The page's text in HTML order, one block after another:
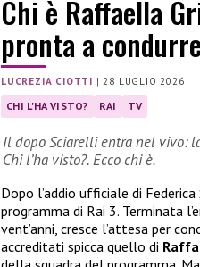
Chi è Raffaella
pronta a
LUCREZIA CIOTTI |28 LUGLIO 2026
CHI L'HA VISTO? RAI TV
Il dopo Sciarelli entra nel vivo:
Chi l’ha visto?. Ecco chi è.
Dopo l’addio ufficiale di Federica
programma di Rai 3. Terminata
vent’anni, cresce l’attesa per
accreditati spicca quello di